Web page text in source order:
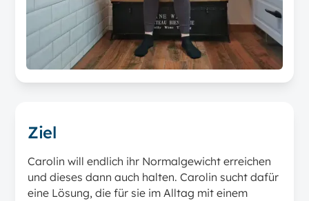
Ziel
Carolin will endlich ihr Normalgewicht erreichen
und dieses dann auch halten. Carolin sucht dafür
eine Lösung, die für sie im Alltag mit einem